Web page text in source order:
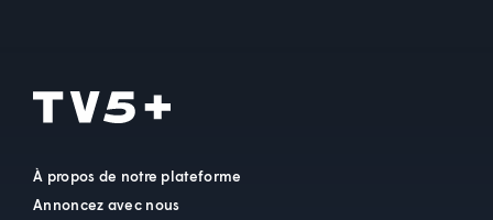
À propos de notre plateforme
Annoncez avec nous